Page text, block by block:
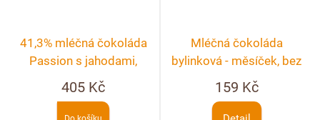
41,3% mléčná čokoláda
Passion s jahodami,
malinami a fialkou
405 Kč
Mléčná čokoláda
bylinková - měsíček, bez
černý, chrpa, růže
159 Kč